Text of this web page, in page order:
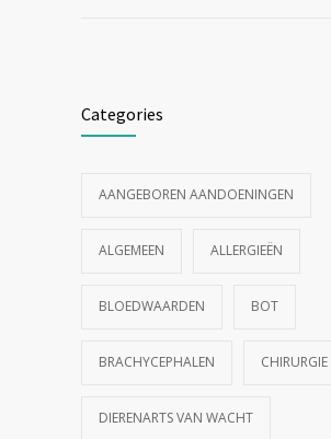
Categories
AANGEBOREN AANDOENINGEN
ALGEMEEN ALLERGIEËN
BLOEDWAARDEN BOT
BRACHYCEPHALEN CHIRURGIE
DIERENARTS VAN WACHT